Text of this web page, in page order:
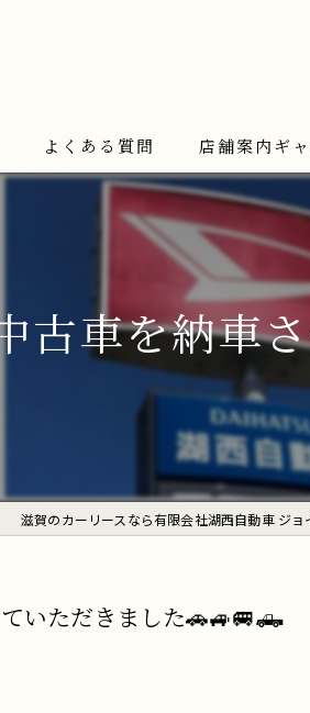
よくある質問 店舗案内ギ
古車を納車
滋賀のカーリースなら有限会社湖西自動車 ジョ
いただきました🚗🚙🚐🛻